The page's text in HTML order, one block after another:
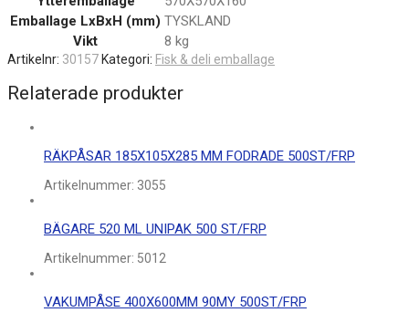
Emballage LxBxH (mm) TYSKLAND
Vikt
8 kg
Artikelnr: 30157Kategori: Fisk & deli emballage
Relaterade produkter
RÄKPÅSAR 185X105X285 MM FODRADE 500ST/FRP
Artikelnummer: 3055
BÄGARE 520 ML UNIPAK 500 ST/FRP
Artikelnummer: 5012
VAKUMPÅSE 400X600MM 90MY 500ST/FRP